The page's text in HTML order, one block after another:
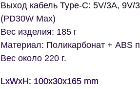
Выход кабель Type-C: 5V/3A, 9V/
(PD30W Max)
Вес изделия: 185 г
Материал: Поликарбонат + ABS
Вес около 220 г.
LxWxH: 100x30x165 mm